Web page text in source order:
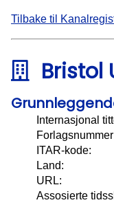
Tilbake til
Bristol
Internasjonal
ITAR-kode:
Land:
URL:
Assosierte